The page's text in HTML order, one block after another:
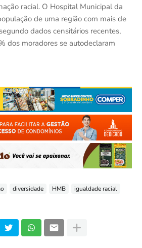
racial. O Hospital Municipal da
de uma região com mais de
dados censitários recentes,
dos moradores se autodeclaram
diversidade HMB
igualdade racial